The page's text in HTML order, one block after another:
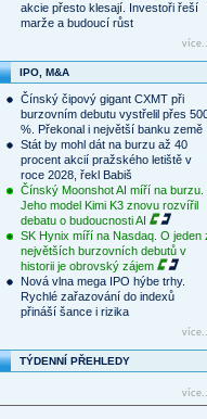
akcie přesto klesají. Investoři řeší
marže a budoucí růst
IPO, M&A
Čínský čipový gigant CXMT při
burzovním debutu vystřelil přes
%. Překonal i největší banku země
Stát by mohl dát na burzu až 40
procent akcií pražského letiště v
roce 2028, řekl Babiš
Čínský Moonshot AI míří na burzu.
Jeho model Kimi K3 znovu rozvířil
debatu o budoucnosti AI
SK Hynix míří na Nasdaq. O jeden
největších burzovních debutů v
historii je obrovský zájem
Nová vlna mega IPO hýbe trhy.
Rychlé zařazování do indexů
přináší šance i rizika
TÝDENNÍ PŘEHLEDY